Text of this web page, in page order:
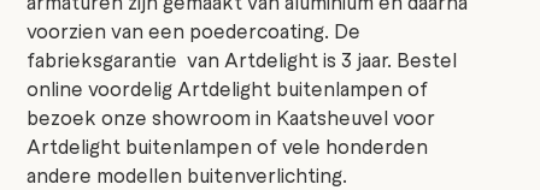
voorzien van een poedercoating. De
fabrieksgarantie van Artdelight is 3 jaar. Bestel
online voordelig Artdelight buitenlampen of
bezoek onze showroom in Kaatsheuvel voor
Artdelight buitenlampen of vele honderden
andere modellen buitenverlichting.